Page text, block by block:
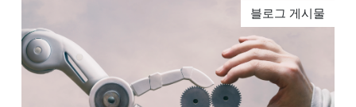
블로그 게시물